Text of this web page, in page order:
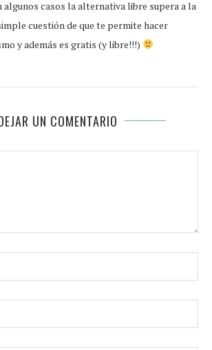
algunos casos la alternativa libre supera a la
cuestión de que te permite hacer
y además es gratis (y libre!!!)
UN COMENTARIO